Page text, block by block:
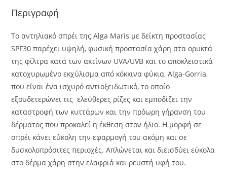
Περιγραφή
Το αντηλιακό σπρέι της Alga Maris με δείκτη προστασίας
SPF30 παρέχει υψηλή, φυσική προστασία χάρη στα ορυκτά
της φίλτρα κατά των ακτίνων UVA/UVB και το αποκλειστικά
κατοχυρωμένο εκχύλισμα από κόκκινα φύκια, Alga-Gorria,
που είναι ένα ισχυρό αντιοξειδωτικό, το οποίο
εξουδετερώνει τις ελεύθερες ρίζες και εμποδίζει την
καταστροφή των κυττάρων και την πρόωρη γήρανση του
δέρματος που προκαλεί η έκθεση στον ήλιο. Η μορφή σε
σπρέι κάνει εύκολη την εφαρμογή του ακόμη και σε
δυσκολοπρόσιτες περιοχές. Απλώνεται και διεισδύει εύκολα
στο δέρμα χάρη στην ελαφριά και ρευστή υφή του.